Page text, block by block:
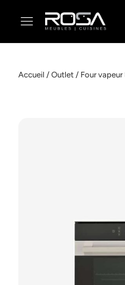
Accueil / Outlet / Four vapeur